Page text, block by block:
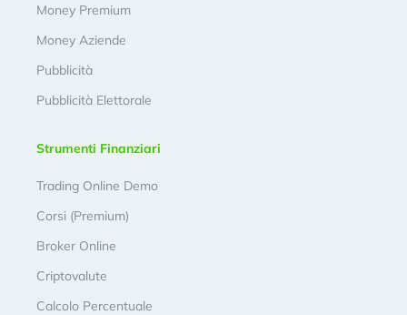
Money Premium
Money Aziende
Pubblicità
Pubblicità Elettorale
Strumenti Finanziari
Trading Online Demo
Corsi (Premium)
Broker Online
Criptovalute
Calcolo Percentuale